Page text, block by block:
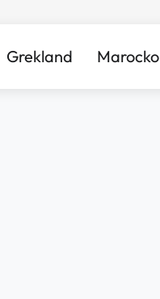
Grekland Marocko